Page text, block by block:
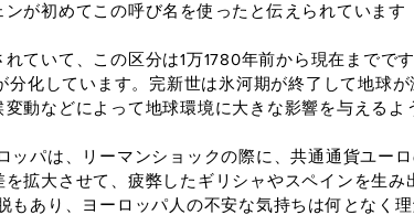
が初めてこの呼び名を使ったと伝えられています
ていて、この区分は1万1780年前から現在までで
化しています。完新世は氷河期が終了して地球が
動などによって地球環境に大きな影響を与えるよ
パは、リーマンショックの際に、共通通貨ユー
拡大させて、疲弊したギリシャやスペインを生み
あり、ヨーロッパ人の不安な気持ちは何となく